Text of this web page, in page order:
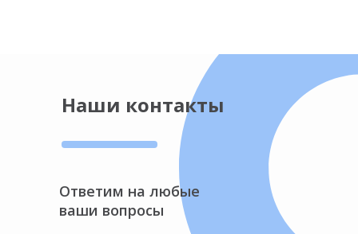
Наши контакты
Ответим на любые
ваши вопросы